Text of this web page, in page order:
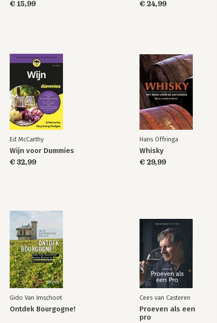
€ 15,99 € 24,99
Ed McCarthy
Wijn voor Dummies
€ 32,99
Hans Offringa
Whisky
€ 29,99
Gido Van Imschoot
Ontdek Bourgogne!
Cees van Casteren
Proeven als een
pro